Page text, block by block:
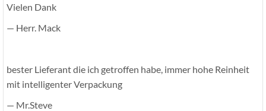
Vielen Dank
— Herr. Mack
bester Lieferant die ich getroffen habe, immer hohe Reinheit
mit intelligenter Verpackung
— Mr.Steve